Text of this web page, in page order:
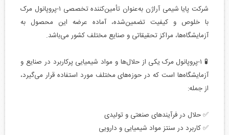
شرکت پایا شیمی آراژن به‌عنوان تأمین‌کننده تخصصی ۱-پروپانول مرک
با خلوص و کیفیت تضمین‌شده، آماده عرضه این محصول به
آزمایشگاه‌ها، مراکز تحقیقاتی و صنایع مختلف کشور می‌باشد.
🧪 ۱-پروپانول مرک یکی از حلال‌ها و مواد شیمیایی پرکاربرد در صنایع و
آزمایشگاه‌ها است که در حوزه‌های مختلف مورد استفاده قرار می‌گیرد،
از جمله:
✅ حلال در فرآیندهای صنعتی و تولیدی
✅ کاربرد در سنتز مواد شیمیایی و دارویی